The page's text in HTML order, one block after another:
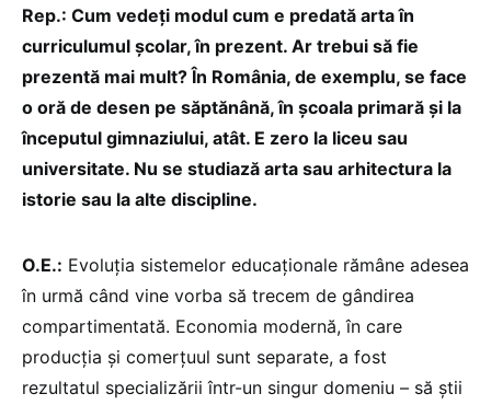
Rep.: Cum vedeți modul cum e predată arta în
curriculumul școlar, în prezent. Ar trebui să fie
prezentă mai mult? În România, de exemplu, se face
o oră de desen pe săptănână, în școala primară și la
începutul gimnaziului, atât. E zero la liceu sau
universitate. Nu se studiază arta sau arhitectura la
istorie sau la alte discipline.
O.E.: Evoluția sistemelor educaționale rămâne adesea
în urmă când vine vorba să trecem de gândirea
compartimentată. Economia modernă, în care
producția și comerțuul sunt separate, a fost
rezultatul specializării într-un singur domeniu – să știi